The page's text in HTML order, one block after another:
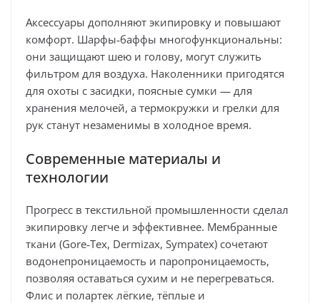
Аксессуары дополняют экипировку и повышают
комфорт. Шарфы‑баффы многофункциональны:
они защищают шею и голову, могут служить
фильтром для воздуха. Наколенники пригодятся
для охоты с засидки, поясные сумки — для
хранения мелочей, а термокружки и грелки для
рук станут незаменимы в холодное время.
Современные материалы и
технологии
Прогресс в текстильной промышленности сделал
экипировку легче и эффективнее. Мембранные
ткани (Gore‑Tex, Dermizax, Sympatex) сочетают
водонепроницаемость и паропроницаемость,
позволяя оставаться сухим и не перегреваться.
Флис и полартек лёгкие, тёплые и